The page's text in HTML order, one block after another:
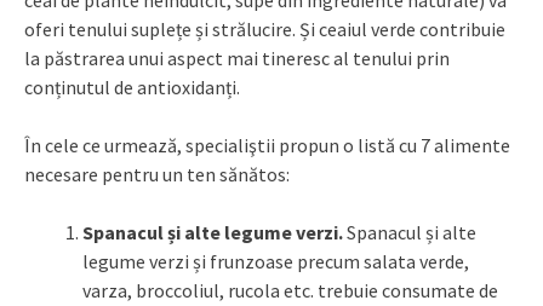
oferi tenului suplețe și strălucire. Și ceaiul verde contribuie
la păstrarea unui aspect mai tineresc al tenului prin
conținutul de antioxidanți.
În cele ce urmează, specialiştii propun o listă cu 7 alimente
necesare pentru un ten sănătos:
Spanacul și alte legume verzi.Spanacul și alte
legume verzi și frunzoase precum salata verde,
varza, broccoliul, rucola etc. trebuie consumate de